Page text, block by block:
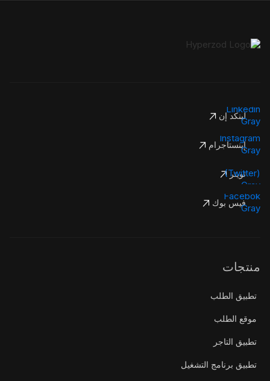
لينكد إن
إينستاجرام
تويتر
فيس بوك
منتجات
تطبيق الطلب
موقع الطلب
تطبيق التاجر
تطبيق برنامج التشغيل